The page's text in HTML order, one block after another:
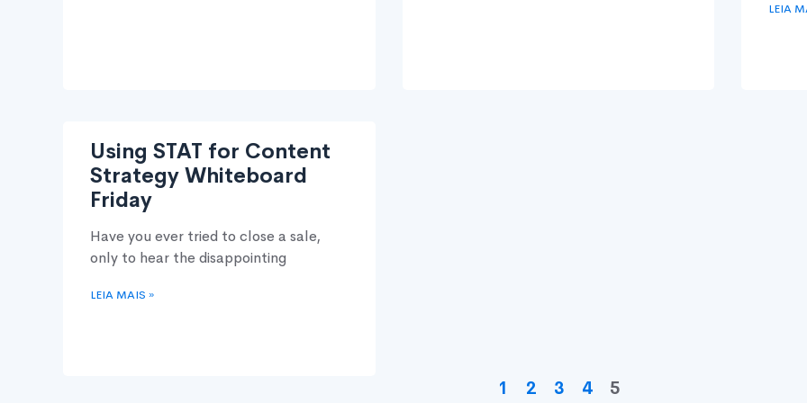
LEIA
Using STAT for Content
Strategy Whiteboard
Friday
Have you ever tried to close a sale,
only to hear the disappointing
LEIA MAIS »
1 2 3 4 5